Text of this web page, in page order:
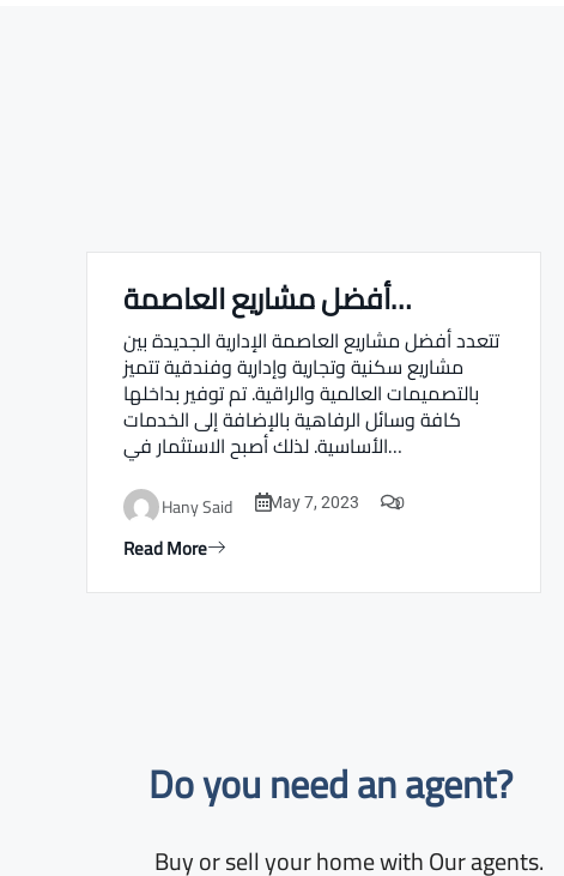
Real estate Estate ville أفضل مشاريع العاصمة…
تتعدد أفضل مشاريع العاصمة الإدارية الجديدة بين
مشاريع سكنية وتجارية وإدارية وفندقية تتميز
بالتصميمات العالمية والراقية. تم توفير بداخلها
كافة وسائل الرفاهية بالإضافة إلى الخدمات
الأساسية. لذلك أصبح الاستثمار في…
Hany Said May 7, 2023 0
Read More
Do you need an agent?​
Buy or sell your home with Our agents.